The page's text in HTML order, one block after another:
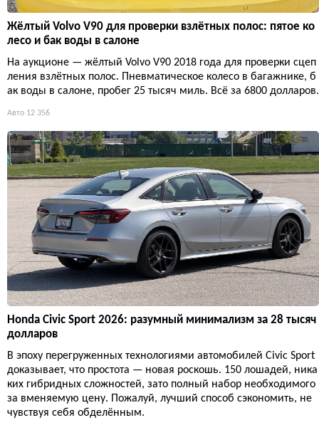
Жёлтый Volvo V90 для проверки взлётных полос: пятое ко
лесо и бак воды в салоне
На аукционе — жёлтый Volvo V90 2018 года для проверки сцеп
ления взлётных полос. Пневматическое колесо в багажнике, б
ак воды в салоне, пробег 25 тысяч миль. Всё за 6800 долларов.
Авто 12 356
Honda Civic Sport 2026: разумный минимализм за 28 тысяч
долларов
В эпоху перегруженных технологиями автомобилей Civic Sport
доказывает, что простота — новая роскошь. 150 лошадей, ника
ких гибридных сложностей, зато полный набор необходимого
за вменяемую цену. Пожалуй, лучший способ сэкономить, не
чувствуя себя обделённым.